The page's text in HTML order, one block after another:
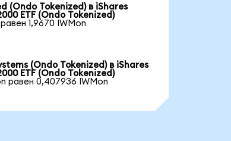
(Ondo Tokenized) в iShares
ETF (Ondo Tokenized)
1,9670 IWMon
(Ondo Tokenized) в iShares
ETF (Ondo Tokenized)
равен 0,407936 IWMon